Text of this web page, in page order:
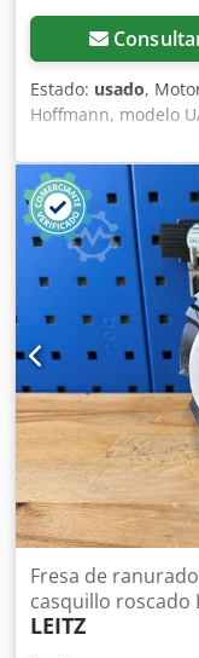
Estado: usado,
Hoffmann, modelo
1000 W - n: 33.000
Fresa de
casquillo roscado
LEITZ